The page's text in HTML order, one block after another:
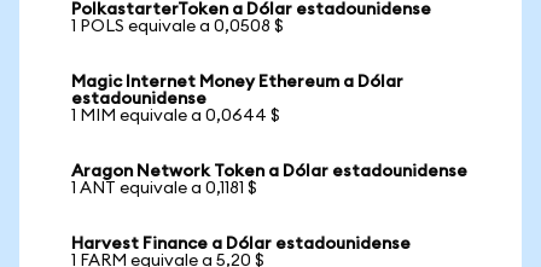
PolkastarterToken a Dólar estadounidense
1 POLS equivale a 0,0508 $
Magic Internet Money Ethereum a Dólar
estadounidense
1 MIM equivale a 0,0644 $
Aragon Network Token a Dólar estadounidense
1 ANT equivale a 0,1181 $
Harvest Finance a Dólar estadounidense
1 FARM equivale a 5,20 $